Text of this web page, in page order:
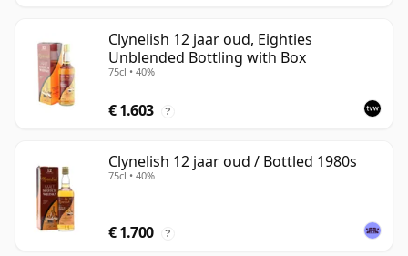
Clynelish 12 jaar oud, Eighties
Unblended Bottling with Box
75cl • 40%
€ 1.603 ?
Clynelish 12 jaar oud / Bottled 1980s
75cl • 40%
€ 1.700 ?